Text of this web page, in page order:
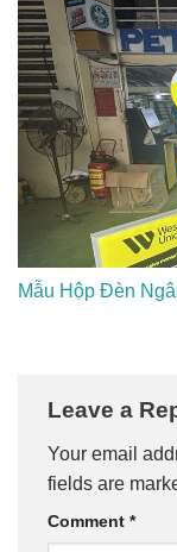
Mẫu Hộp Đèn
Leave a
Your email
fields are
Comment *